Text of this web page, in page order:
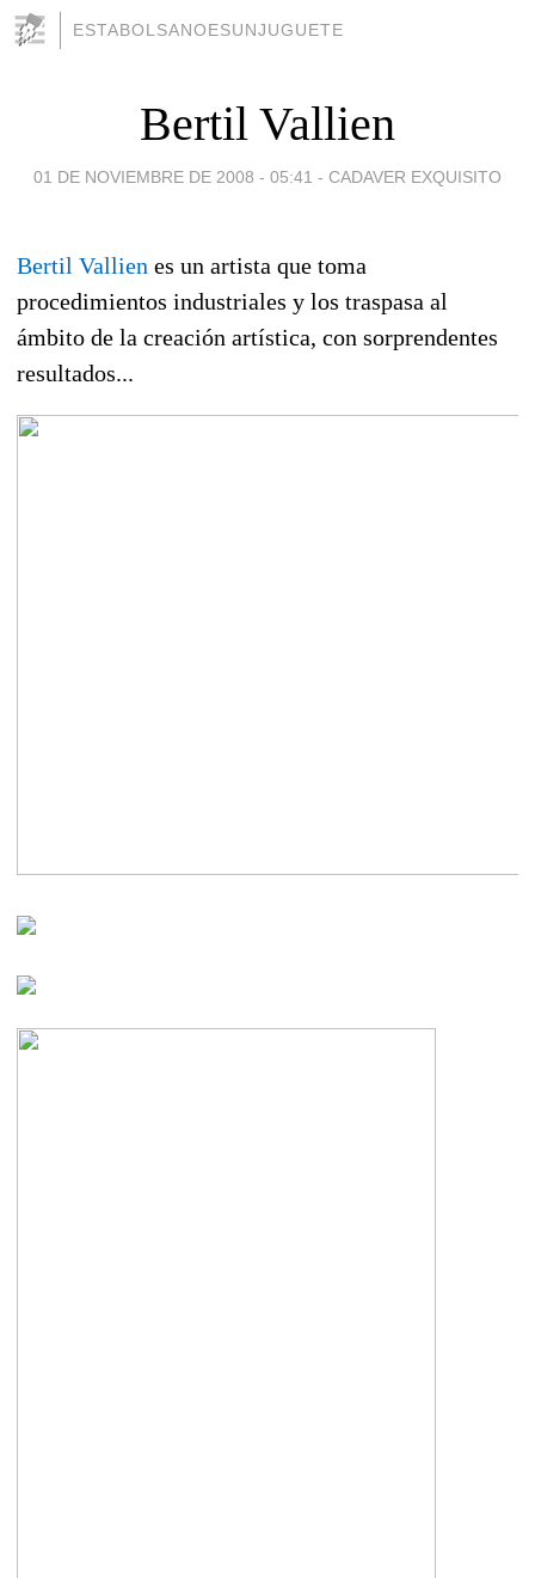
ESTABOLSANOESUNJUGUETE
Bertil Vallien
01 DE NOVIEMBRE DE 2008 - 05:41 - CADAVER EXQUISITO
Bertil Vallien es un artista que toma
procedimientos industriales y los traspasa al
ámbito de la creación artística, con sorprendentes
resultados...